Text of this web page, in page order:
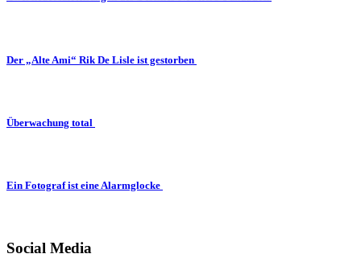
Der „Alte Ami“ Rik De Lisle ist gestorben
Überwachung total
Ein Fotograf ist eine Alarmglocke
Social Media